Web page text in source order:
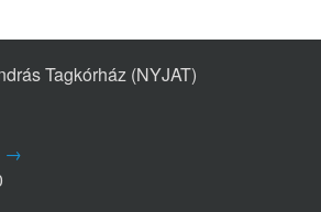
Tagkórház (NYJAT)
→